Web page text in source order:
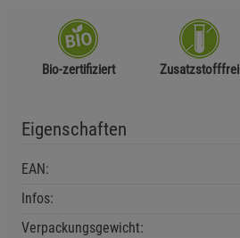
Bio-zertifiziert Zusatzstofffrei
Eigenschaften
EAN:
Infos:
Verpackungsgewicht: